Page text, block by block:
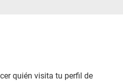
quién visita tu perfil de